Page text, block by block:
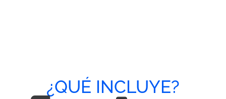
¿QUÉ INCLUYE?